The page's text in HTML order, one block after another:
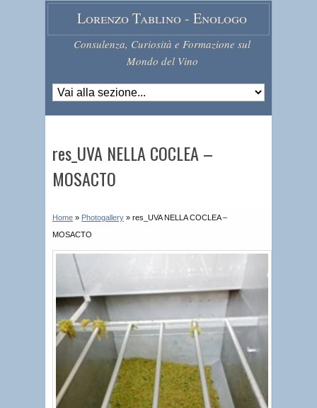
Lorenzo Tablino - Enologo
Consulenza, Curiosità e Formazione sul
Mondo del Vino
res_UVA NELLA COCLEA –
MOSACTO
Home » Photogallery » res_UVA NELLA COCLEA –
MOSACTO